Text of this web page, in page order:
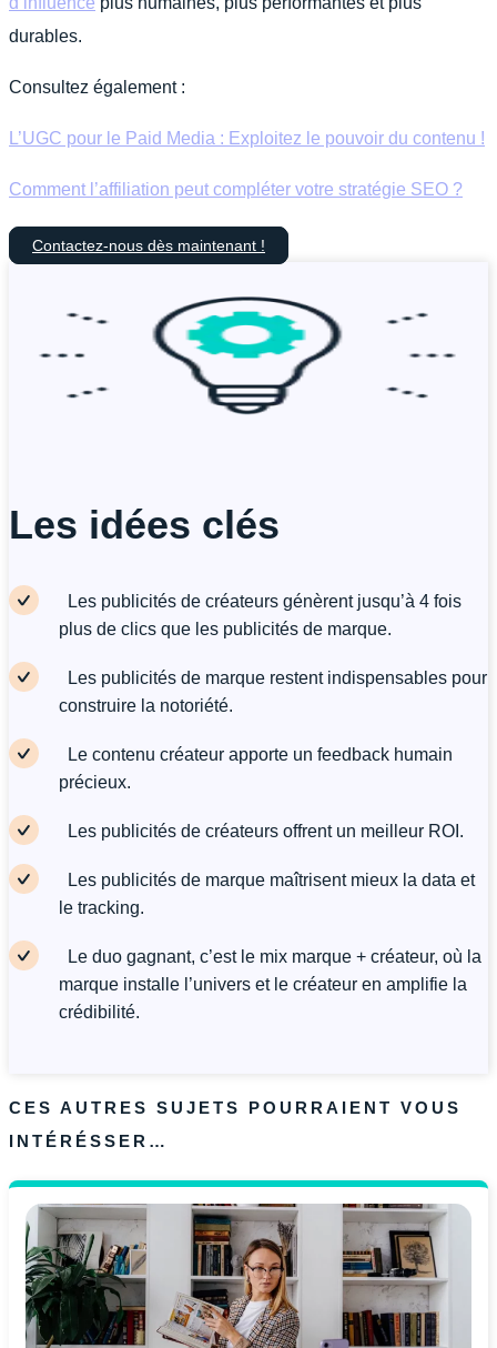
durables.
Consultez également :
L’UGC pour le Paid Media : Exploitez le pouvoir du contenu !
Comment l’affiliation peut compléter votre stratégie SEO ?
Contactez-nous dès maintenant !
Les idées clés
Les publicités de créateurs génèrent jusqu’à 4 fois
plus de clics que les publicités de marque.
Les publicités de marque restent indispensables pour
construire la notoriété.
Le contenu créateur apporte un feedback humain
précieux.
Les publicités de créateurs offrent un meilleur ROI.
Les publicités de marque maîtrisent mieux la data et
le tracking.
Le duo gagnant, c’est le mix marque + créateur, où la
marque installe l’univers et le créateur en amplifie la
crédibilité.
CES AUTRES SUJETS POURRAIENT VOUS
INTÉRÉSSER…